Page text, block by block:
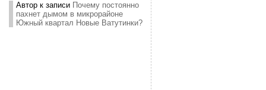
Авторк записи Почему постоянно
пахнет дымом в микрорайоне
Южный квартал Новые Ватутинки?